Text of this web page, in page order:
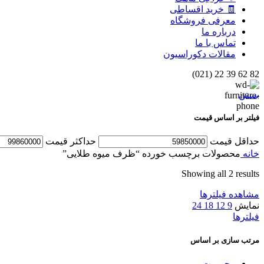
🧾 خرید اقساطی
معرفی فروشگاه
درباره ما
تماس با ما
مقالات دکوراسیون
82 62 39 22 (021)
بستن
فیلتر بر اساس قیمت
حداقل قیمت
حداكثر قيمت
خانه محصولات برچسب خورده “ظرف میوه طلایی”
Showing all 2 results
مشاهده فیلترها
نمایش 9
12
18
24
فیلترها
مرتب سازی بر اساس